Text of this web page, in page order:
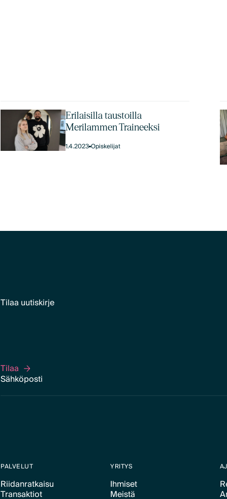
Erilaisilla taustoilla
Merilammen Traineeksi
1.4.2023Opiskelijat
Tilaa uutiskirje
Tilaa
Tilaa
PALVELUT
Riidanratkaisu
Text Link
Transaktiot
YRITYS
Ihmiset
Text Link
Meistä